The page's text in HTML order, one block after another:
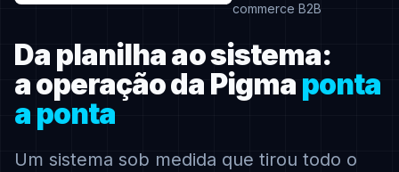
commerce B2B
Da planilha ao sistema:
a operação da Pigma ponta
a ponta
Um sistema sob medida que tirou todo o